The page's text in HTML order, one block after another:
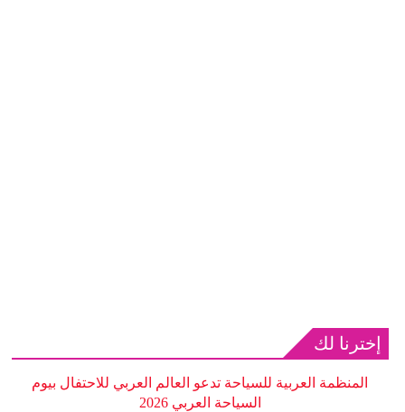
إخترنا لك
المنظمة العربية للسياحة تدعو العالم العربي للاحتفال بيوم
السياحة العربي 2026